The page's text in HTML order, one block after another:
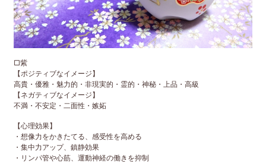
□紫
【ポジティブなイメージ】
高貴・優雅・魅力的・非現実的・霊的・神秘・上品・高級
【ネガティブなイメージ】
不満・不安定・二面性・嫉妬
【心理効果】
・想像力をかきたてる、感受性を高める
・集中力アップ、鎮静効果
・リンパ管や心筋、運動神経の働きを抑制